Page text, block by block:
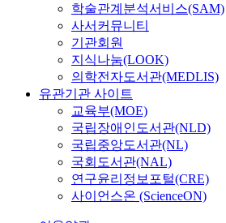
학술관계분석서비스(SAM)
사서커뮤니티
기관회원
지식나눔(LOOK)
의학전자도서관(MEDLIS)
유관기관 사이트
교육부(MOE)
국립장애인도서관(NLD)
국립중앙도서관(NL)
국회도서관(NAL)
연구윤리정보포털(CRE)
사이언스온 (ScienceON)